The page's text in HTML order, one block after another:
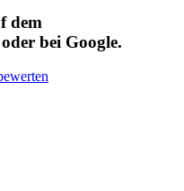
dem
bei Google.